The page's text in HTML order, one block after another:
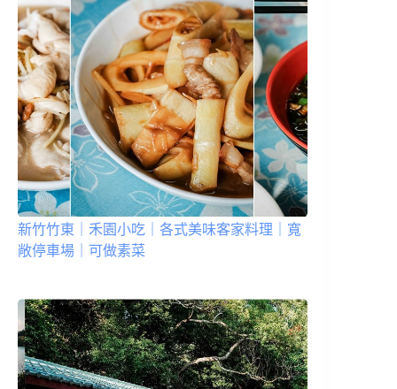
新竹竹東｜禾園小吃｜各式美味客家料理｜寬
敞停車場｜可做素菜